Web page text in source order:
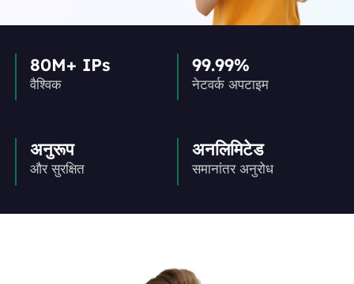
80M+ IPs
वैश्विक
99.99%
नेटवर्क अपटाइम
अनुरूप
और सुरक्षित
अनलिमिटेड
समानांतर अनुरोध